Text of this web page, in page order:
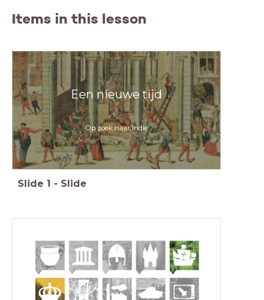
Items in this lesson
Een nieuwe tijd
Op zoek naar Indië
Slide 1 - Slide